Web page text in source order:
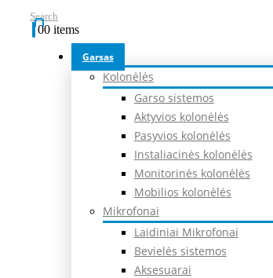
Search
00 items
Garsas
Kolonėlės
Garso sistemos
Aktyvios kolonėlės
Pasyvios kolonėlės
Instaliacinės kolonėlės
Monitorinės kolonėlės
Mobilios kolonėlės
Mikrofonai
Laidiniai Mikrofonai
Bevielės sistemos
Aksesuarai